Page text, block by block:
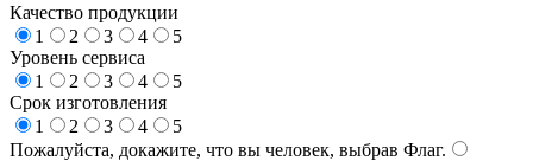
Качество продукции
1
2 3 4
5
Уровень сервиса
1
2 3 4
5
Срок изготовления
1
2 3 4
5
Пожалуйста, докажите, что вы человек, выбрав Флаг.